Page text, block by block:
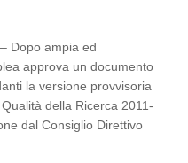
– Dopo ampia ed
approva un documento
la versione provvisoria
della Ricerca 2011-
dal Consiglio Direttivo